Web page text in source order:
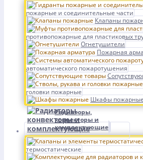
пожарные и соединительные части
Клапаны
противопожарные для пластиковых
Огнетушители
Пожарная
автоматического пожаротушения
головки пожарные
Шкафы пожарные
Радиаторы,
конвекторы и
комплектующие
термостатические